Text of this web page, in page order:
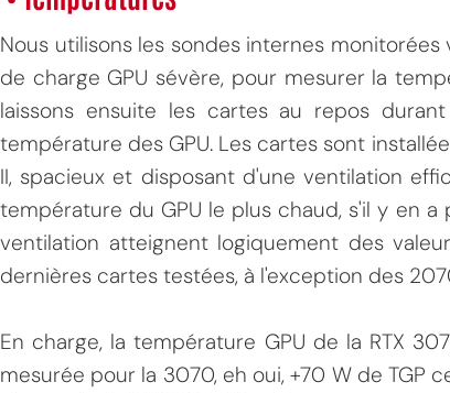
Nous utilisons les sondes internes
de charge GPU sévère, pour mesurer la
laissons ensuite les cartes au repos
température des GPU. Les cartes sont
II, spacieux et disposant d'une ventilation
température du GPU le plus chaud, s'il y en
ventilation atteignent logiquement des
dernières cartes testées, à l'exception des
En charge, la température GPU de la RTX
mesurée pour la 3070, eh oui, +70 W de TGP